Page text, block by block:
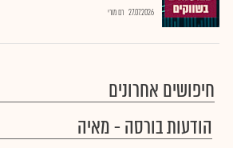
27.07.2026 רם מורי
חיפושים אחרונים
הודעות בורסה - מאיה